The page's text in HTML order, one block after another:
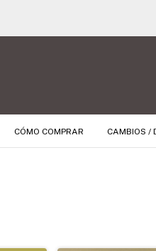
CÓMO COMPRAR CAMBIOS /